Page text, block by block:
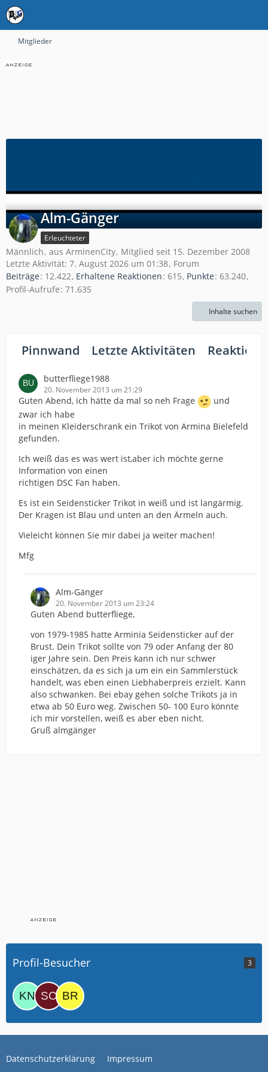
Mitglieder
Alm-Gänger
Erleuchteter
Männlich aus ArminenCity Mitglied seit 15. Dezember 2008
Letzte Aktivität: 7. August 2026 um 01:38 Forum
Beiträge 12.422 Erhaltene Reaktionen 615 Punkte 63.240
Profil-Aufrufe 71.635
Inhalte suchen
Pinnwand Letzte Aktivitäten
butterfliege1988
20. November 2013 um 21:29
Guten Abend, ich hätte da mal so neh Frage
und
zwar ich habe
in meinen Kleiderschrank ein Trikot von Armina Bielefeld
gefunden.
Ich weiß das es was wert ist,aber ich möchte gerne
Information von einen
richtigen DSC Fan haben.
Es ist ein Seidensticker Trikot in weiß und ist langärmig.
Der Kragen ist Blau und unten an den Ärmeln auch.
Vieleicht können Sie mir dabei ja weiter machen!
Mfg
Alm-Gänger
20. November 2013 um 23:24
Guten Abend butterfliege,
von 1979-1985 hatte Arminia Seidensticker auf der
Brust. Dein Trikot sollte von 79 oder Anfang der 80
iger Jahre sein. Den Preis kann ich nur schwer
einschätzen, da es sich ja um ein ein Sammlerstück
handelt, was eben einen Liebhaberpreis erzielt. Kann
also schwanken. Bei ebay gehen solche Trikots ja in
etwa ab 50 Euro weg. Zwischen 50- 100 Euro könnte
ich mir vorstellen, weiß es aber eben nicht.
Gruß almgänger
Profil-Besucher 3
Datenschutzerklärung Impressum